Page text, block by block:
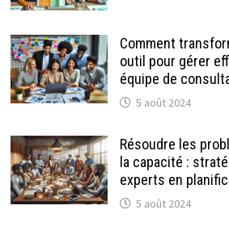
Comment
outil pour gérer
équipe de
5 août 2024
Résoudre les
la capacité :
experts en
5 août 2024